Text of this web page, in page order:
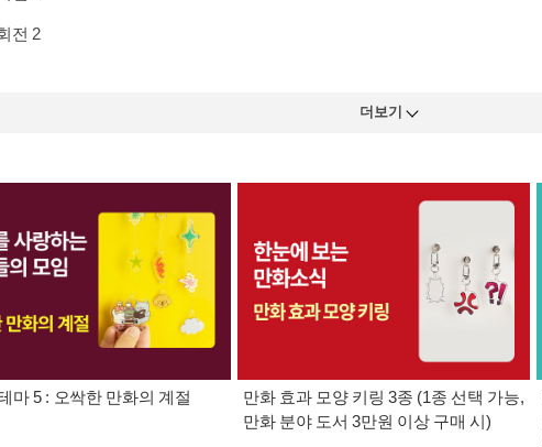
전 2
더보기
마 5 : 오싹한 만화의 계절
만화 효과 모양 키링 3종 (1종 선택 가능,
만화 분야 도서 3만원 이상 구매 시)